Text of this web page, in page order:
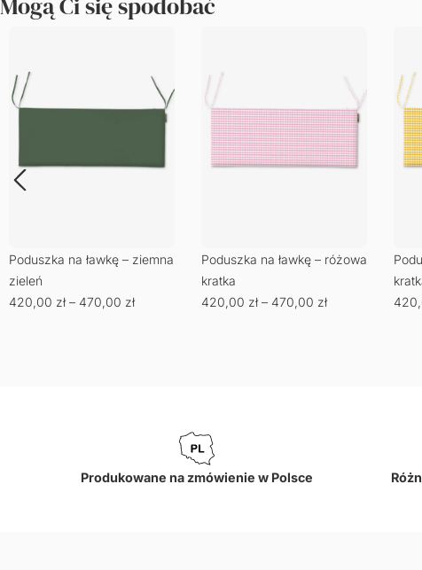
Mogą Ci się spodobać
Poduszka na ławkę – ziemna
zieleń
420,00 zł – 470,00 zł
Poduszka na ławkę – różowa
kratka
420,00 zł – 470,00 zł
Produkowane na zmówienie w Polsce